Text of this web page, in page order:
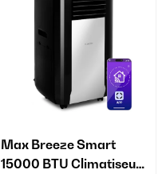
Max Breeze Smart
15000 BTU Climatiseur